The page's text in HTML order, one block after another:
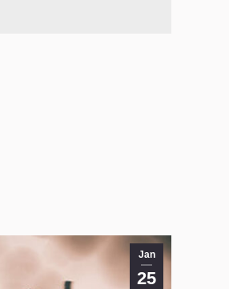
Jan
25